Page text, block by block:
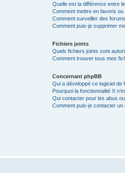
Quelle est la différence entre
Comment mettre en favoris
Comment surveiller des
Comment puis-je supprimer
Fichiers joints
Quels fichiers joints sont
Comment trouver tous mes
Concernant phpBB
Qui a développé ce logiciel de
Pourquoi la fonctionnalité X
Qui contacter pour les abus
Comment puis-je contacter